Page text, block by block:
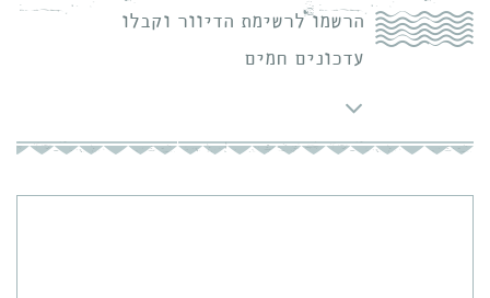
הרשמו לרשימת הדיוור וקבלו
עדכונים חמים